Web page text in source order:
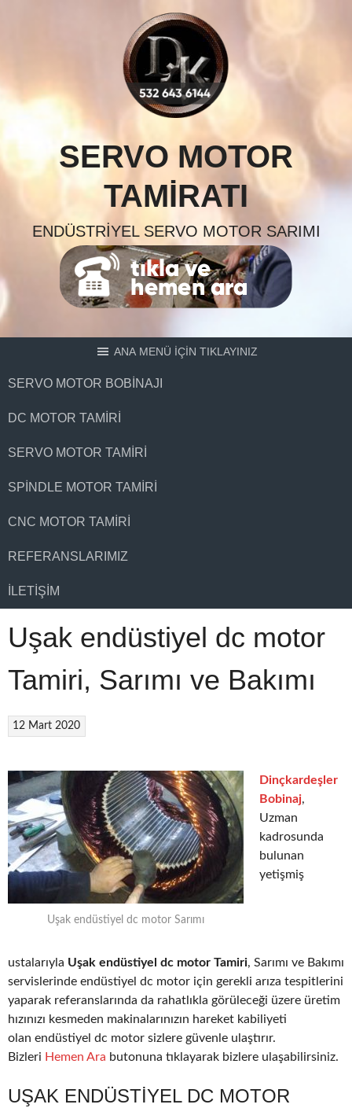
SERVO MOTOR
TAMIRATI
ENDÜSTRIYEL SERVO MOTOR SARIMI
ANA MENÜ İÇİN TIKLAYINIZ
SERVO MOTOR BOBINAJI
DC MOTOR TAMIRI
SERVO MOTOR TAMIRI
SPINDLE MOTOR TAMIRI
CNC MOTOR TAMIRI
REFERANSLARIMIZ
İLETIŞIM
Uşak endüstiyel dc motor
Tamiri, Sarımı ve Bakımı
12 Mart 2020
Uşak endüstiyel dc motor Sarımı
Dinçkardeşler
Bobinaj,
Uzman
kadrosunda
bulunan
yetişmiş
ustalarıyla Uşak endüstiyel dc motor Tamiri, Sarımı ve Bakımı
servislerinde endüstiyel dc motor için gerekli arıza tespitlerini
yaparak referanslarında da rahatlıkla görüleceği üzere üretim
hızınızı kesmeden makinalarınızın hareket kabiliyeti
olan endüstiyel dc motor sizlere güvenle ulaştırır.
Bizleri Hemen Ara butonuna tıklayarak bizlere ulaşabilirsiniz.
UŞAK ENDÜSTIYEL DC MOTOR